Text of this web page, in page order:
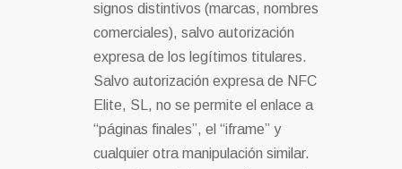
signos distintivos (marcas, nombres
comerciales), salvo autorización
expresa de los legítimos titulares.
Salvo autorización expresa de NFC
Elite, SL, no se permite el enlace a
“páginas finales”, el “iframe” y
cualquier otra manipulación similar.